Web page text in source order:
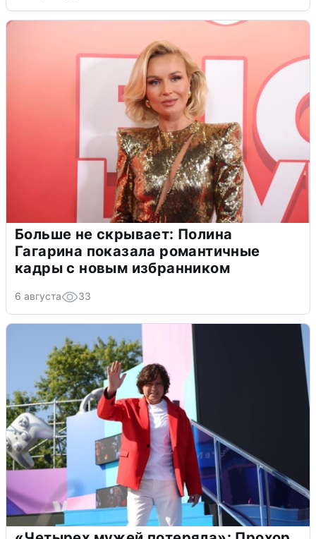
Больше не скрывает: Полина
Гагарина показала романтичные
кадры с новым избранником
6 августа 33